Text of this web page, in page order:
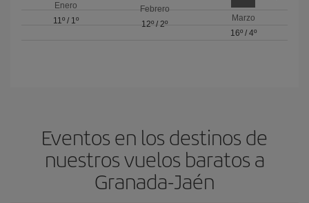
Enero
11º/ 1º
Febrero
12º / 2º
Marzo
16º/ 4º
Eventos en los destinos de
nuestros vuelos baratos a
Granada-Jaén